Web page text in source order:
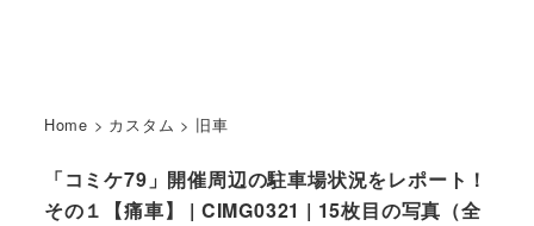
Home > カスタム > 旧車
「コミケ79」開催周辺の駐車場状況をレポート！
その１【痛車】 | CIMG0321 | 15枚目の写真（全